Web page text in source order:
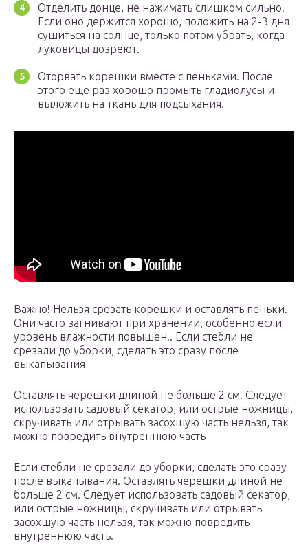
Отделить донце, не нажимать слишком сильно.
Если оно держится хорошо, положить на 2-3 дня
сушиться на солнце, только потом убрать, когда
луковицы дозреют.
Оторвать корешки вместе с пеньками. После
этого еще раз хорошо промыть гладиолусы и
выложить на ткань для подсыхания.
Важно! Нельзя срезать корешки и оставлять пеньки.
Они часто загнивают при хранении, особенно если
уровень влажности повышен.. Если стебли не
срезали до уборки, сделать это сразу после
выкапывания
Оставлять черешки длиной не больше 2 см. Следует
использовать садовый секатор, или острые ножницы,
скручивать или отрывать засохшую часть нельзя, так
можно повредить внутреннюю часть
Если стебли не срезали до уборки, сделать это сразу
после выкапывания. Оставлять черешки длиной не
больше 2 см. Следует использовать садовый секатор,
или острые ножницы, скручивать или отрывать
засохшую часть нельзя, так можно повредить
внутреннюю часть.